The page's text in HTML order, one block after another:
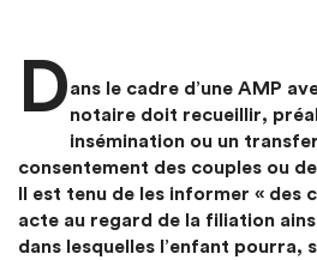
Dans le cadre d’une AMP
notaire doit recueillir,
insémination ou un
consentement des couples ou
Il est tenu de les informer « des
acte au regard de la filiation
dans lesquelles l’enfant pourra,